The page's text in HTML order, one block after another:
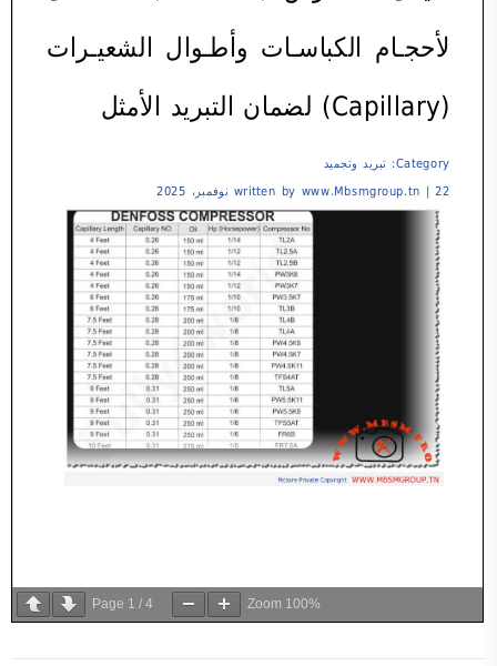
Page 1 / 4 Zoom 100%